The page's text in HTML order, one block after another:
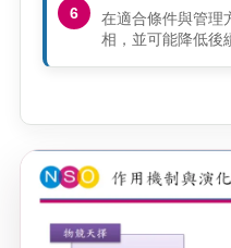
在適合條件與管理
相，並可能降低後